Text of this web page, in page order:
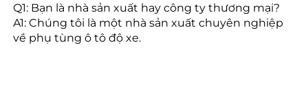
Q1: Bạn là nhà sản xuất hay công ty thương mại?
A1: Chúng tôi là một nhà sản xuất chuyên nghiệp
về phụ tùng ô tô độ xe.